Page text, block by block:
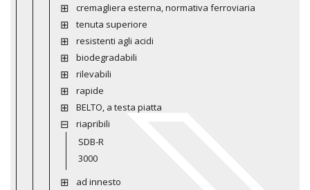
cremagliera esterna, normativa ferroviaria
tenuta superiore
resistenti agli acidi
biodegradabili
rilevabili
rapide
BELTO, a testa piatta
riapribili
SDB-R
3000
ad innesto